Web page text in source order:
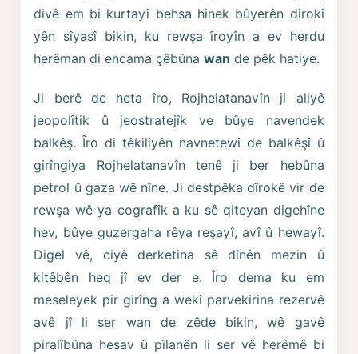
divê em bi kurtayî behsa hinek bûyerên dîrokî
yên sîyasî bikin, ku rewşa îroyîn a ev herdu
herêman di encama çêbûnawan de pêk hatiye.
Ji berê de heta îro, Rojhelatanavîn ji aliyê
jeopolîtik û jeostratejîk ve bûye navendek
balkêş. Îro di têkilîyên navnetewî de balkêşî û
girîngiya Rojhelatanavîn tenê ji ber hebûna
petrol û gaza wê nîne. Ji destpêka dîrokê vir de
rewşa wê ya cografîk a ku sê qiteyan digehîne
hev, bûye guzergaha rêya reşayî, avî û hewayî.
Digel vê, ciyê derketina sê dînên mezin û
kitêbên heq jî ev der e. Îro dema ku em
meseleyek pir girîng a wekî parvekirina rezervê
avê jî li ser wan de zêde bikin, wê gavê
piralîbûna hesav û pîlanên li ser vê herêmê bi